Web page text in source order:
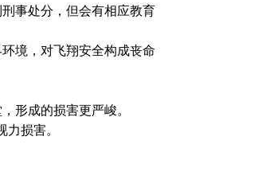
事处分，但会有相应教育
境，对飞翔安全构成丧命
成的损害更严峻。
损害。